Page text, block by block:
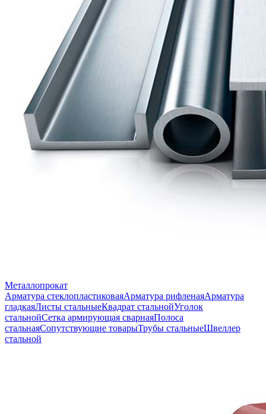
Металлопрокат
Арматура стеклопластиковаяАрматура рифленаяАрматура
гладкаяЛисты стальныеКвадрат стальнойУголок
стальнойСетка армирующая сварнаяПолоса
стальнаяСопутствующие товарыТрубы стальныеШвеллер
стальной